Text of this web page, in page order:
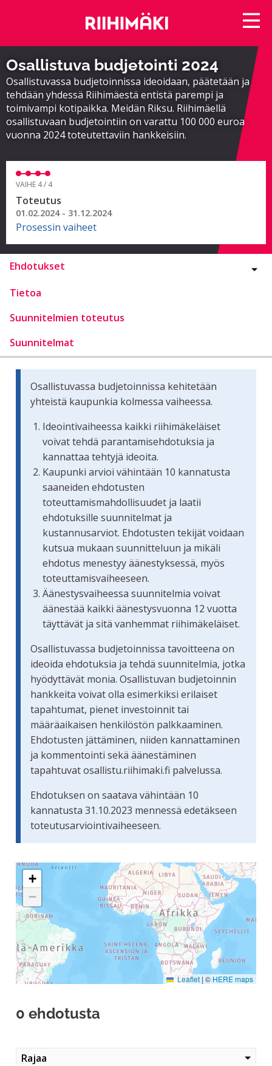
Osallistuva budjetointi 2024
Osallistuvassa budjetoinnissa ideoidaan, päätetään ja
tehdään yhdessä Riihimäestä entistä parempi ja
toimivampi kotipaikka. Meidän Riksu. Riihimäellä
osallistuvaan budjetointiin on varattu 100 000 euroa
vuonna 2024 toteutettaviin hankkeisiin.
VAIHE 4 / 4
Toteutus
01.02.2024 - 31.12.2024
Prosessin vaiheet
Ehdotukset
Tietoa
Suunnitelmien toteutus
Suunnitelmat
Osallistuvassa budjetoinnissa kehitetään
yhteistä kaupunkia kolmessa vaiheessa.
Ideointivaiheessa kaikki riihimäkeläiset
voivat tehdä parantamisehdotuksia ja
kannattaa tehtyjä ideoita.
Kaupunki arvioi vähintään 10 kannatusta
saaneiden ehdotusten
toteuttamismahdollisuudet ja laatii
ehdotuksille suunnitelmat ja
kustannusarviot. Ehdotusten tekijät voidaan
kutsua mukaan suunnitteluun ja mikäli
ehdotus menestyy äänestyksessä, myös
toteuttamisvaiheeseen.
Äänestysvaiheessa suunnitelmia voivat
äänestää kaikki äänestysvuonna 12 vuotta
täyttävät ja sitä vanhemmat riihimäkeläiset.
Osallistuvassa budjetoinnissa tavoitteena on
ideoida ehdotuksia ja tehdä suunnitelmia, jotka
hyödyttävät monia. Osallistuvan budjetoinnin
hankkeita voivat olla esimerkiksi erilaiset
tapahtumat, pienet investoinnit tai
määräaikaisen henkilöstön palkkaaminen.
Ehdotusten jättäminen, niiden kannattaminen
ja kommentointi sekä äänestäminen
tapahtuvat osallistu.riihimaki.fi palvelussa.
Ehdotuksen on saatava vähintään 10
kannatusta 31.10.2023 mennessä edetäkseen
toteutusarviointivaiheeseen.
Seuraavassa elementissä on kartta, joka esittää
+
−
Leaflet | © HERE maps
0 ehdotusta
Rajaa